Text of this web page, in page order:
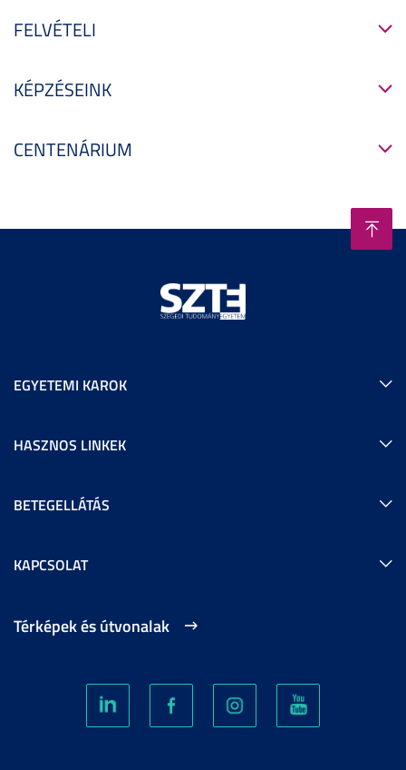
FELVÉTELI
KÉPZÉSEINK
CENTENÁRIUM
EGYETEMI KAROK
HASZNOS LINKEK
BETEGELLÁTÁS
KAPCSOLAT
Térképek és útvonalak